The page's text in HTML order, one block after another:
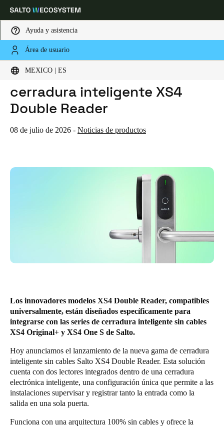
Ayuda y asistencia
Área de usuario
MEXICO | ES
Elija su ubicación y configuración de idioma
Global Europe North America Caribbean -
Mexico|Español
Español
HOME
NOTICIAS
SALTO LANZA LA SOLUCIÓN DE CERRADURA INTELIGENTE XS4 DOUBLE READER
Salto lanza la solución de
cerradura inteligente XS4
Double Reader
08 de julio de 2026 - Noticias de productos
Los innovadores modelos XS4 Double Reader, compatibles
universalmente, están diseñados específicamente para
integrarse con las series de cerradura inteligente sin cables
XS4 Original+ y XS4 One S de Salto.
Hoy anunciamos el lanzamiento de la nueva gama de cerradura
inteligente sin cables Salto XS4 Double Reader. Esta solución
cuenta con dos lectores integrados dentro de una cerradura
electrónica inteligente, una configuración única que permite a las
instalaciones supervisar y registrar tanto la entrada como la
salida en una sola puerta.
Funciona con una arquitectura 100% sin cables y ofrece la